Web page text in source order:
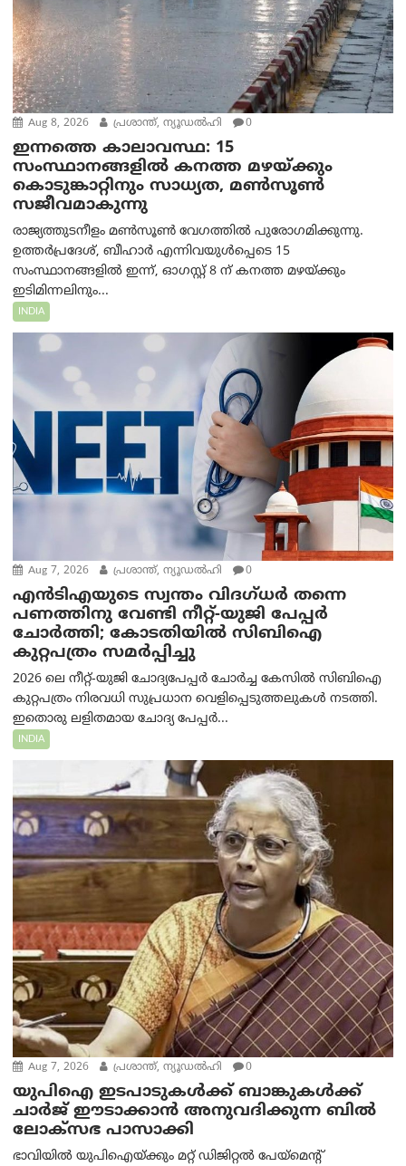
Aug 8, 2026 പ്രശാന്ത്, ന്യൂഡല്‍ഹി 0
ഇന്നത്തെ കാലാവസ്ഥ: 15
സംസ്ഥാനങ്ങളിൽ കനത്ത മഴയ്ക്കും
കൊടുങ്കാറ്റിനും സാധ്യത, മൺസൂൺ
സജീവമാകുന്നു
രാജ്യത്തുടനീളം മൺസൂൺ വേഗത്തിൽ പുരോഗമിക്കുന്നു.
ഉത്തർപ്രദേശ്, ബീഹാർ എന്നിവയുൾപ്പെടെ 15
സംസ്ഥാനങ്ങളിൽ ഇന്ന്, ഓഗസ്റ്റ് 8 ന് കനത്ത മഴയ്ക്കും
ഇടിമിന്നലിനും...
INDIA
Aug 7, 2026 പ്രശാന്ത്, ന്യൂഡല്‍ഹി 0
എൻ‌ടി‌എയുടെ സ്വന്തം വിദഗ്ധർ തന്നെ
പണത്തിനു വേണ്ടി നീറ്റ്-യു‌ജി പേപ്പർ
ചോർത്തി; കോടതിയില്‍ സിബിഐ
കുറ്റപത്രം സമര്‍പ്പിച്ചു
2026 ലെ നീറ്റ്-യുജി ചോദ്യപേപ്പർ ചോർച്ച കേസിൽ സിബിഐ
കുറ്റപത്രം നിരവധി സുപ്രധാന വെളിപ്പെടുത്തലുകൾ നടത്തി.
ഇതൊരു ലളിതമായ ചോദ്യ പേപ്പർ...
INDIA
Aug 7, 2026 പ്രശാന്ത്, ന്യൂഡല്‍ഹി 0
യുപിഐ ഇടപാടുകൾക്ക് ബാങ്കുകൾക്ക്
ചാർജ് ഈടാക്കാൻ അനുവദിക്കുന്ന ബിൽ
ലോക്‌സഭ പാസാക്കി
ഭാവിയിൽ യുപിഐയ്ക്കും മറ്റ് ഡിജിറ്റൽ പേയ്‌മെന്റ്